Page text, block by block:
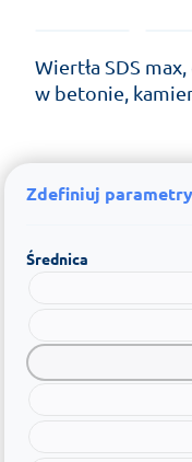
Wiertła SDS
w betonie,
Zdefiniuj
Średnica